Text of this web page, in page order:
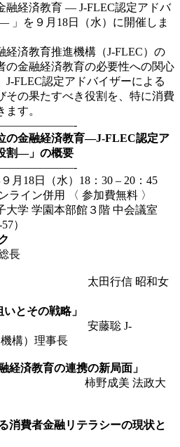
融経済教育 ― J-FLEC認定アドバ
」を９月18日（水）に開催しま
済教育推進機構（J-FLEC）の
の金融経済教育の必要性への関心
J-FLEC認定アドバイザーによる
その果たすべき役割を、特に消費
す。
の金融経済教育―J-FLEC認定ア
割―」の概要
18日（水）18：30 – 20：45
用 〈 参加費無料 〉
学園本部館３階 中会議室
）
リマーク
長
趣旨説明 太田行信 昭和女
とその戦略」
J-
構）理事長
済教育の連携の新局面」
法政大
消費者金融リテラシーの現状と